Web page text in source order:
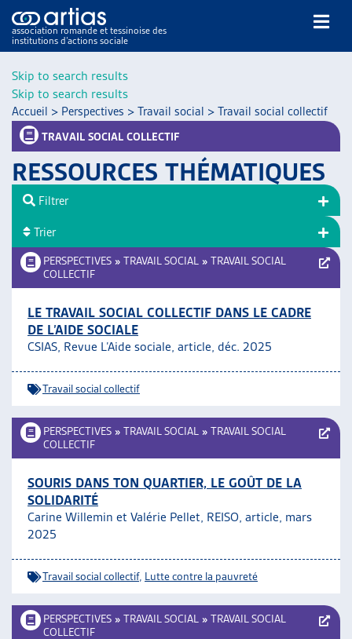
Skip to search results
Skip to search results
association romande et tessinoise des
institutions d’actions sociale
NOS PUBLICATIONS
DOSSIERS DU MOIS
VEILLE
RESSOURCES
GUIDE SOCIAL ROMAND
AUTRES
L’ASSOCIATION
JOURNÉES D’AUTOMNE
Accueil > Perspectives > Travail social > Travail social collectif
TRAVAIL SOCIAL COLLECTIF
RESSOURCES THÉMATIQUES
PERSPECTIVES » TRAVAIL SOCIAL » TRAVAIL SOCIAL
COLLECTIF
LE TRAVAIL SOCIAL COLLECTIF DANS LE CADRE
DE L’AIDE SOCIALE
CSIAS, Revue L’Aide sociale, article, déc. 2025
Travail social collectif
PERSPECTIVES » TRAVAIL SOCIAL » TRAVAIL SOCIAL
COLLECTIF
SOURIS DANS TON QUARTIER, LE GOÛT DE LA
SOLIDARITÉ
Carine Willemin et Valérie Pellet, REISO, article, mars
2025
Travail social collectif, Lutte contre la pauvreté
PERSPECTIVES » TRAVAIL SOCIAL » TRAVAIL SOCIAL
COLLECTIF
Filtrer
Trier